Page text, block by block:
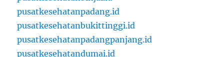
pusatkesehatanpadang.id
pusatkesehatanbukittinggi.id
pusatkesehatanpadangpanjang.id
pusatkesehatandumai.id